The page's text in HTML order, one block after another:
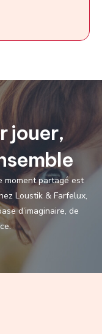
jouer,
moment partagé est
Loustik & Farfelux,
d’imaginaire, de